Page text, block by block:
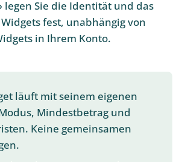
legen Sie die Identität und das
fest, unabhängig von
in Ihrem Konto.
läuft mit seinem eigenen
Mindestbetrag und
Keine gemeinsamen